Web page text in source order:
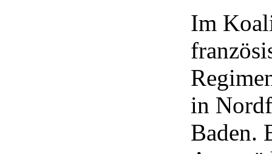
Im
in
Baden.